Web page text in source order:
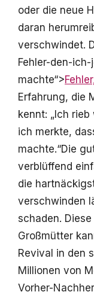
oder die neue
daran
verschwindet.
Fehler-den-
machte“>
Erfahrung, die
kennt: „Ich
ich merkte,
machte.“Die
verblüffend
die
verschwinden
schaden.
Großmütter
Revival in den
Millionen von
Vorher-